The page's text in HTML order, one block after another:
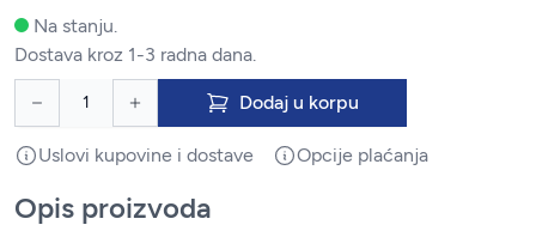
Na stanju.
Dostava kroz 1-3 radna dana.
Dodaj u korpu
Uslovi kupovine i dostave Opcije plaćanja
Opis proizvoda